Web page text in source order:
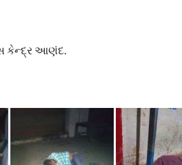
કેન્દ્ર આણંદ.